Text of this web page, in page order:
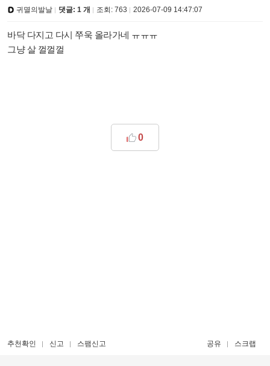
귀멸의발날 댓글: 1 개 조회: 763 2026-07-09 14:47:07
바닥 다지고 다시 쭈욱 올라가네 ㅠㅠㅠ
그냥 살 껄껄껄
0
추천확인 신고 스팸신고 공유 스크랩